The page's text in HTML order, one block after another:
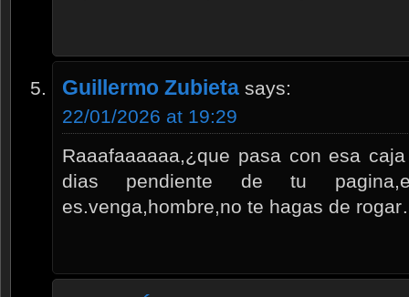
Guillermo Zubieta says:
22/01/2026 at 19:29
Raaafaaaaaa,¿que pasa con esa
dias pendiente de tu
es.venga,hombre,no te hagas de